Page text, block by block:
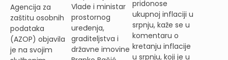
Agencija za
zaštitu osobnih
podataka
(AZOP) objavila
je na svojim
Vlade i ministar
prostornog
uređenja,
graditeljstva i
državne imovine
pridonose
ukupnoj inflaciji u
srpnju, kaže se u
komentaru o
kretanju inflacije
u srpnju, koji je u